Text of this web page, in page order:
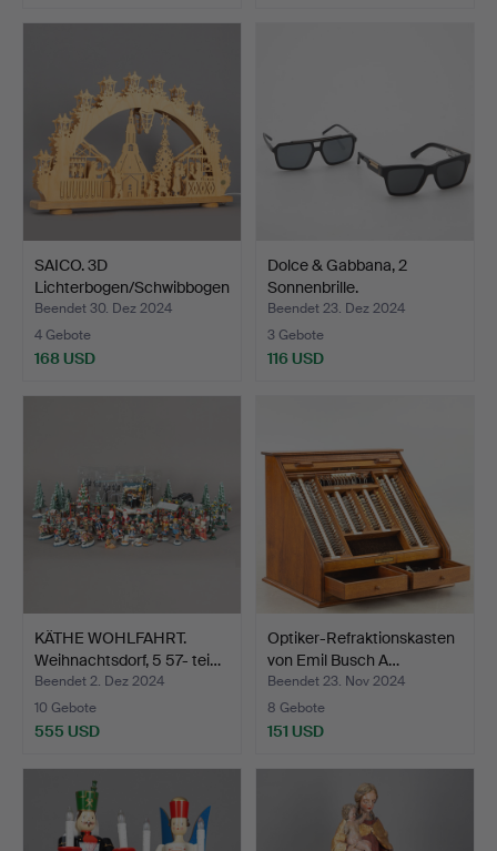
SAICO. 3D
Lichterbogen/Schwibbogen
,Seiffen…
Beendet 30. Dez 2024
4 Gebote
168 USD
Dolce & Gabbana, 2
Sonnenbrille.
Beendet 23. Dez 2024
3 Gebote
116 USD
KÄTHE WOHLFAHRT.
Weihnachtsdorf, 5 57- tei…
Beendet 2. Dez 2024
10 Gebote
555 USD
Optiker-Refraktionskasten
von Emil Busch A…
Beendet 23. Nov 2024
8 Gebote
151 USD